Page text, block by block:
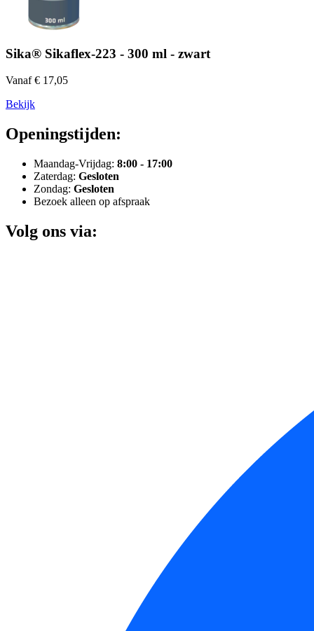
Sika® Sikaflex-223 - 300 ml - zwart
Vanaf € 17,05
Bekijk
Openingstijden:
Maandag-Vrijdag: 8:00 - 17:00
Zaterdag: Gesloten
Zondag: Gesloten
Bezoek alleen op afspraak
Volg ons via: